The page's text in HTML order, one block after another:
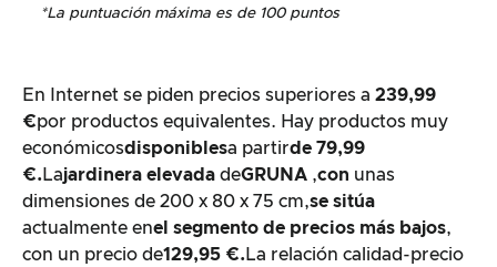
*La puntuación máxima es de 100 puntos
En Internet se piden precios superiores a 239,99
€por productos equivalentes. Hay productos muy
económicosdisponiblesa partirde 79,99
€.Lajardinera elevada deGRUNA ,con unas
dimensiones de 200 x 80 x 75 cm,se sitúa
actualmente enel segmento de precios más bajos,
con un precio de129,95 €.La relación calidad-precio